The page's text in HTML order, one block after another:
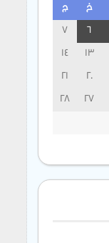
خ ج
6
7
13
14
20
21
27
28